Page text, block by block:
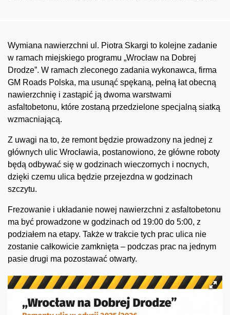
Wymiana nawierzchni ul. Piotra Skargi to kolejne zadanie
w ramach miejskiego programu „Wrocław na Dobrej
Drodze”. W ramach zleconego zadania wykonawca, firma
GM Roads Polska, ma usunąć spękaną, pełną łat obecną
nawierzchnię i zastąpić ją dwoma warstwami
asfaltobetonu, które zostaną przedzielone specjalną siatką
wzmacniającą.
Z uwagi na to, że remont będzie prowadzony na jednej z
głównych ulic Wrocławia, postanowiono, że główne roboty
będą odbywać się w godzinach wieczornych i nocnych,
dzięki czemu ulica będzie przejezdna w godzinach
szczytu.
Frezowanie i układanie nowej nawierzchni z asfaltobetonu
ma być prowadzone w godzinach od 19:00 do 5:00, z
podziałem na etapy. Także w trakcie tych prac ulica nie
zostanie całkowicie zamknięta – podczas prac na jednym
pasie drugi ma pozostawać otwarty.